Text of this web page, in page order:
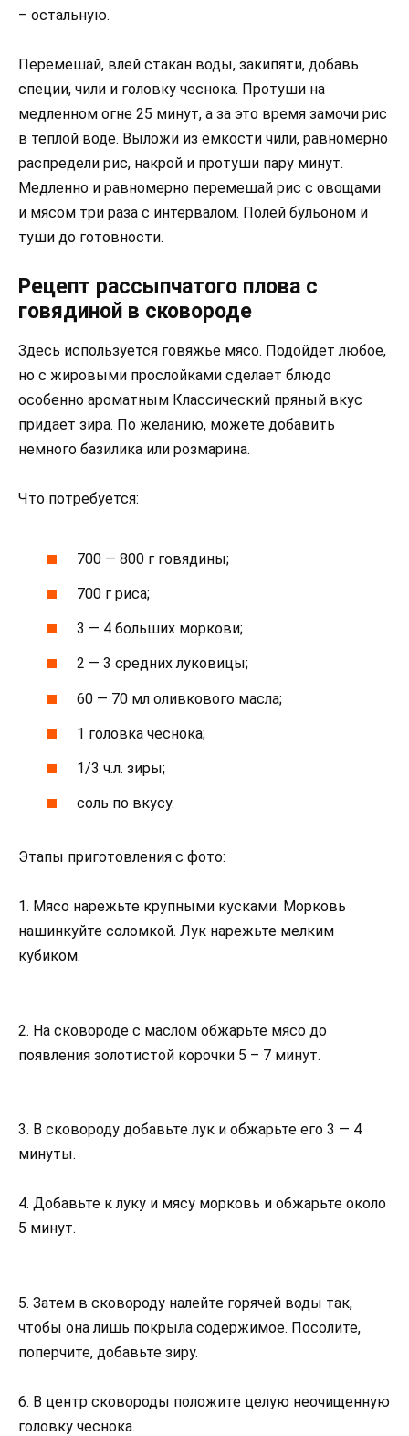
– остальную.
Перемешай, влей стакан воды, закипяти, добавь
специи, чили и головку чеснока. Протуши на
медленном огне 25 минут, а за это время замочи рис
в теплой воде. Выложи из емкости чили, равномерно
распредели рис, накрой и протуши пару минут.
Медленно и равномерно перемешай рис с овощами
и мясом три раза с интервалом. Полей бульоном и
туши до готовности.
Рецепт рассыпчатого плова с
говядиной в сковороде
Здесь используется говяжье мясо. Подойдет любое,
но с жировыми прослойками сделает блюдо
особенно ароматным Классический пряный вкус
придает зира. По желанию, можете добавить
немного базилика или розмарина.
Что потребуется:
700 — 800 г говядины;
700 г риса;
3 — 4 больших моркови;
2 — 3 средних луковицы;
60 — 70 мл оливкового масла;
1 головка чеснока;
1/3 ч.л. зиры;
соль по вкусу.
Этапы приготовления с фото:
1. Мясо нарежьте крупными кусками. Морковь
нашинкуйте соломкой. Лук нарежьте мелким
кубиком.
2. На сковороде с маслом обжарьте мясо до
появления золотистой корочки 5 – 7 минут.
3. В сковороду добавьте лук и обжарьте его 3 — 4
минуты.
4. Добавьте к луку и мясу морковь и обжарьте около
5 минут.
5. Затем в сковороду налейте горячей воды так,
чтобы она лишь покрыла содержимое. Посолите,
поперчите, добавьте зиру.
6. В центр сковороды положите целую неочищенную
головку чеснока.